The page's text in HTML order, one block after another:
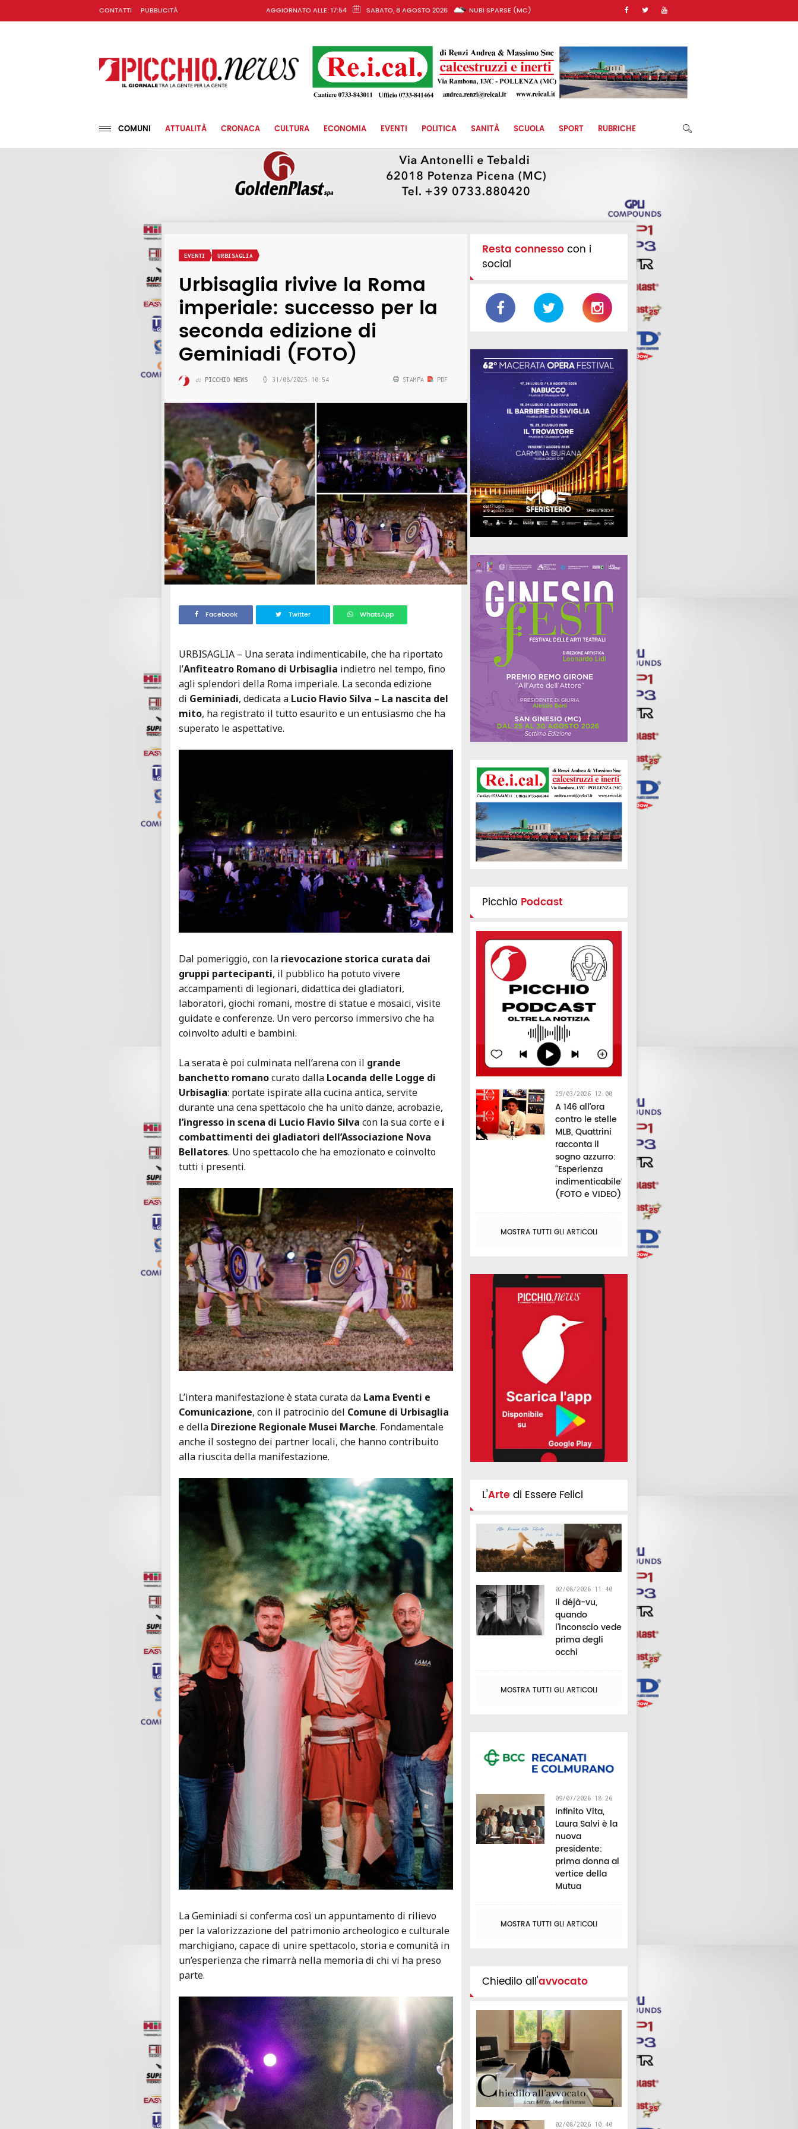
CONTATTI PUBBLICITÀ AGGIORNATO ALLE: 17:54 SABATO, 8 AGOSTO 2026 NUBI SPARSE (MC)
COMUNI ATTUALITÀ CRONACA CULTURA ECONOMIA EVENTI POLITICA SANITÀ SCUOLA SPORT RUBRICHE
EVENTI URBISAGLIA
Urbisaglia rivive la Roma
imperiale: successo per la
seconda edizione di
Geminiadi (FOTO)
di PICCHIO NEWS 31/08/2025 10:54 STAMPA PDF
Facebook Twitter WhatsApp
URBISAGLIA – Una serata indimenticabile, che ha riportato
l’Anfiteatro Romano di Urbisaglia indietro nel tempo, fino
agli splendori della Roma imperiale. La seconda edizione
di Geminiadi, dedicata a Lucio Flavio Silva – La nascita del
mito, ha registrato il tutto esaurito e un entusiasmo che ha
superato le aspettative.
Dal pomeriggio, con la rievocazione storica curata dai
gruppi partecipanti, il pubblico ha potuto vivere
accampamenti di legionari, didattica dei gladiatori,
laboratori, giochi romani, mostre di statue e mosaici, visite
guidate e conferenze. Un vero percorso immersivo che ha
coinvolto adulti e bambini.
La serata è poi culminata nell’arena con il grande
banchetto romanocurato dalla Locanda delle Logge di
Urbisaglia: portate ispirate alla cucina antica, servite
durante una cena spettacolo che ha unito danze, acrobazie,
l’ingresso in scena di Lucio Flavio Silva con la sua corte e i
combattimenti dei gladiatori dell’Associazione Nova
Bellatores. Uno spettacolo che ha emozionato e coinvolto
tutti i presenti.
L’intera manifestazione è stata curata da Lama Eventi e
Comunicazione, con il patrocinio del Comune di Urbisaglia
e della Direzione Regionale Musei Marche. Fondamentale
anche il sostegno dei partner locali, che hanno contribuito
alla riuscita della manifestazione.
La Geminiadi si conferma così un appuntamento di rilievo
per la valorizzazione del patrimonio archeologico e culturale
marchigiano, capace di unire spettacolo, storia e comunità in
un’esperienza che rimarrà nella memoria di chi vi ha preso
parte.
Resta connessocon i
social
Picchio Podcast
29/03/2026 12:00
A 146 all’ora
contro le stelle
MLB, Quattrini
racconta il
sogno azzurro:
"Esperienza
indimenticabile"
(FOTO e VIDEO)
MOSTRA TUTTI GLI ARTICOLI
L'Arte di Essere Felici
02/08/2026 11:40
Il déjà-vu,
quando
l’inconscio vede
prima degli
occhi
MOSTRA TUTTI GLI ARTICOLI
09/07/2026 18:26
Infinito Vita,
Laura Salvi è la
nuova
presidente:
prima donna al
vertice della
Mutua
MOSTRA TUTTI GLI ARTICOLI
Chiedilo all'avvocato
02/08/2026 10:40